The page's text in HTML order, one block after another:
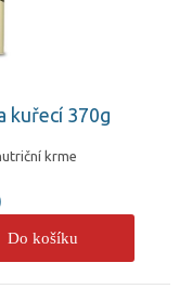
kuřecí 370g
krme
Do košíku